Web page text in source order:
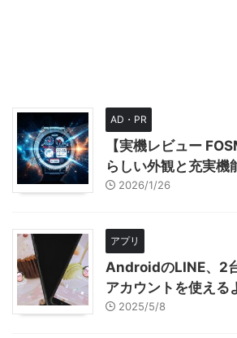
AD・PR
【実機レビュー
らしい外観と充実機
2026/1/26
アプリ
AndroidのLINE、2
アカウントを使える
2025/5/8